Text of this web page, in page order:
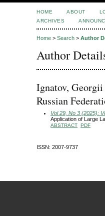
HOME ABOUT
ARCHIVES
Home > Search > Author
Author
Ignatov,
Russian
Vol 29, No 3 (2025):
Application of Large
ABSTRACT PDF
ISSN: 2007-9737